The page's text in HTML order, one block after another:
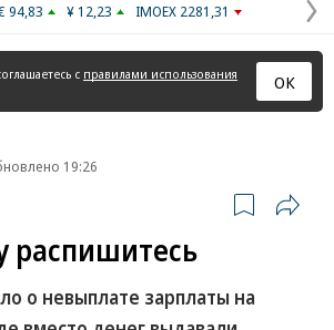
94,83 ¥ 12,23 IMOEX 2281,31
с правилами использования
ОК
19:26
распишитесь
о невыплате зарплаты на